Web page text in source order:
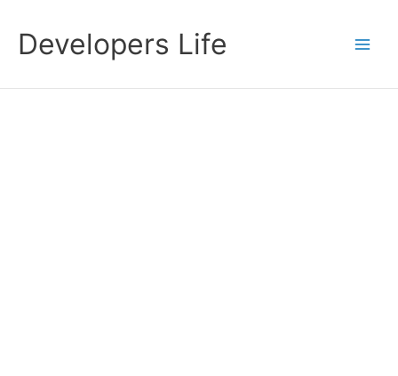
treściDevelopers Life